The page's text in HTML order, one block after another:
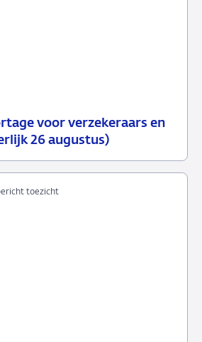
voor verzekeraars en
26 augustus)
toezicht